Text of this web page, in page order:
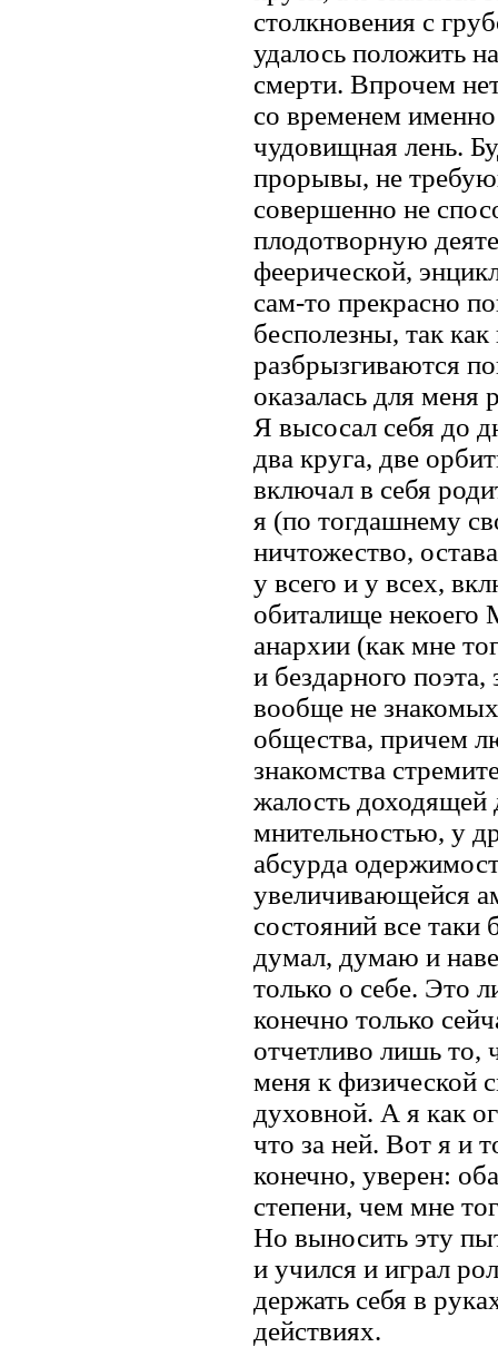
столкновения с
удалось положить
смерти. Впрочем
со временем
чудовищная лень.
прорывы, не
совершенно не
плодотворную
феерической,
сам-то прекрасно
бесполезны, так
разбрызгиваются
оказалась для меня
Я высосал себя до
два круга, две
включал в себя
я (по тогдашнему
ничтожество,
у всего и у всех,
обиталище некоего
анархии (как мне
и бездарного
вообще не
общества, причем
знакомства
жалость доходящей
мнительностью, у
абсурда
увеличивающейся
состояний все
думал, думаю и
только о себе. Это
конечно только
отчетливо лишь то,
меня к физической
духовной. А я как
что за ней. Вот я и
конечно, уверен:
степени, чем мне
Но выносить эту
и учился и играл
держать себя в
действиях.